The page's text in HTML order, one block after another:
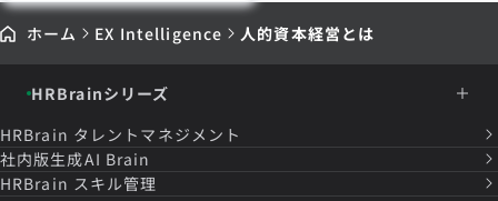
ホーム EX Intelligence 人的資本経営とは
HRBrainシリーズ
HRBrain タレントマネジメント
社内版生成AI Brain
HRBrain スキル管理